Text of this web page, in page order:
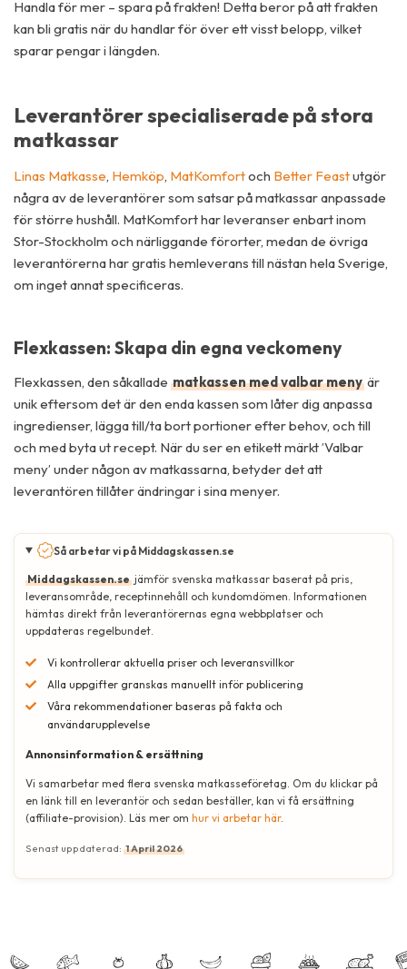
Handla för mer – spara på frakten! Detta beror på att frakten
kan bli gratis när du handlar för över ett visst belopp, vilket
sparar pengar i längden.
Leverantörer specialiserade på stora
matkassar
Linas Matkasse, Hemköp, MatKomfortoch Better Feastutgör
några av de leverantörer som satsar på matkassar anpassade
för större hushåll. MatKomfort har leveranser enbart inom
Stor-Stockholm och närliggande förorter, medan de övriga
leverantörerna har gratis hemleverans till nästan hela Sverige,
om inget annat specificeras.
Flexkassen: Skapa din egna veckomeny
Flexkassen, den såkallade matkassen med valbar meny är
unik eftersom det är den enda kassen som låter dig anpassa
ingredienser, lägga till/ta bort portioner efter behov, och till
och med byta ut recept. När du ser en etikett märkt ’Valbar
meny’ under någon av matkassarna, betyder det att
leverantören tillåter ändringar i sina menyer.
Så arbetar vi på Middagskassen.se
Middagskassen.se jämför svenska matkassar baserat på pris,
leveransområde, receptinnehåll och kundomdömen. Informationen
hämtas direkt från leverantörernas egna webbplatser och
uppdateras regelbundet.
Vi kontrollerar aktuella priser och leveransvillkor
Alla uppgifter granskas manuellt inför publicering
Våra rekommendationer baseras på fakta och
användarupplevelse
Annonsinformation & ersättning
Vi samarbetar med flera svenska matkasseföretag. Om du klickar på
en länk till en leverantör och sedan beställer, kan vi få ersättning
(affiliate-provision). Läs mer om hur vi arbetar här.
Senast uppdaterad: 1 April 2026